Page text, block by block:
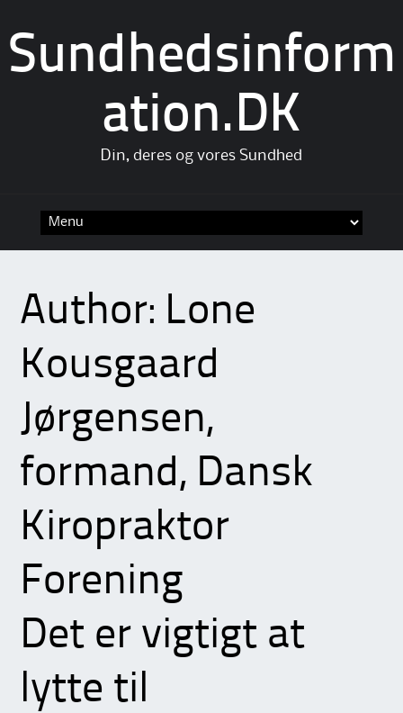
Sundhedsinform
ation.DK
Din, deres og vores Sundhed
Author: Lone
Kousgaard
Jørgensen,
formand, Dansk
Kiropraktor
Forening
Det er vigtigt at
lytte til